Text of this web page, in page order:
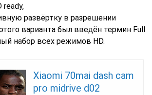
ready,
развёртку в разрешении
варианта был введён термин Full
набор всех режимов HD.
Xiaomi 70mai dash cam
pro midrive d02